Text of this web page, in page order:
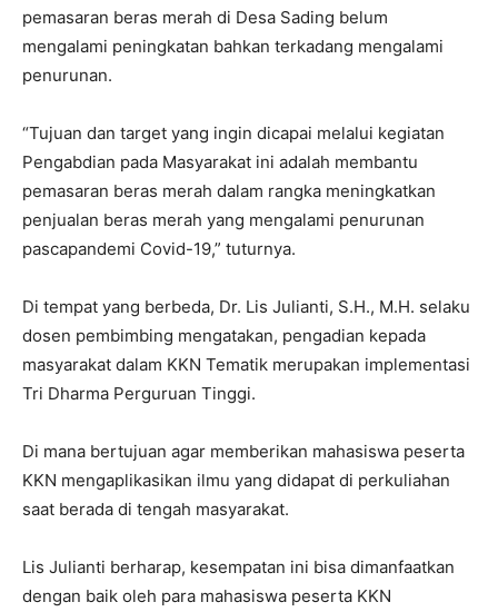
pemasaran beras merah di Desa Sading belum
mengalami peningkatan bahkan terkadang mengalami
penurunan.
“Tujuan dan target yang ingin dicapai melalui kegiatan
Pengabdian pada Masyarakat ini adalah membantu
pemasaran beras merah dalam rangka meningkatkan
penjualan beras merah yang mengalami penurunan
pascapandemi Covid-19,” tuturnya.
Di tempat yang berbeda, Dr. Lis Julianti, S.H., M.H. selaku
dosen pembimbing mengatakan, pengadian kepada
masyarakat dalam KKN Tematik merupakan implementasi
Tri Dharma Perguruan Tinggi.
Di mana bertujuan agar memberikan mahasiswa peserta
KKN mengaplikasikan ilmu yang didapat di perkuliahan
saat berada di tengah masyarakat.
Lis Julianti berharap, kesempatan ini bisa dimanfaatkan
dengan baik oleh para mahasiswa peserta KKN